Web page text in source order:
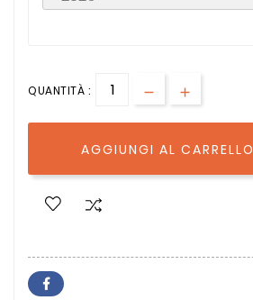
QUANTITÀ :
AGGIUNGI AL CARRELLO